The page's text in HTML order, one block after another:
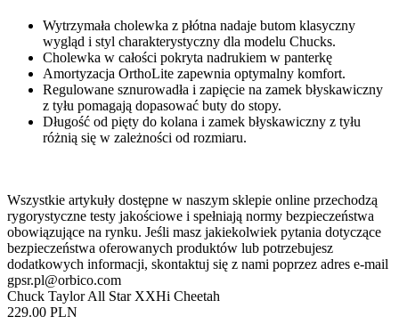
Wytrzymała cholewka z płótna nadaje butom klasyczny
wygląd i styl charakterystyczny dla modelu Chucks.
Cholewka w całości pokryta nadrukiem w panterkę
Amortyzacja OrthoLite zapewnia optymalny komfort.
Regulowane sznurowadła i zapięcie na zamek błyskawiczny
z tyłu pomagają dopasować buty do stopy.
Długość od pięty do kolana i zamek błyskawiczny z tyłu
różnią się w zależności od rozmiaru.
Wszystkie artykuły dostępne w naszym sklepie online przechodzą
rygorystyczne testy jakościowe i spełniają normy bezpieczeństwa
obowiązujące na rynku. Jeśli masz jakiekolwiek pytania dotyczące
bezpieczeństwa oferowanych produktów lub potrzebujesz
dodatkowych informacji, skontaktuj się z nami poprzez adres e-mail
gpsr.pl@orbico.com
Chuck Taylor All Star XXHi Cheetah
229.00 PLN